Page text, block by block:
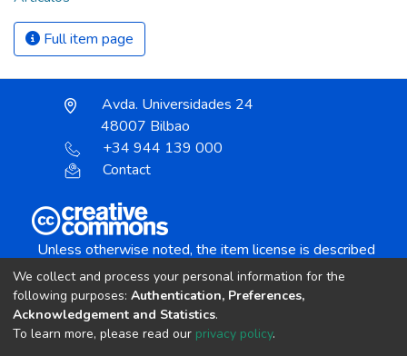
Full item page
Avda. Universidades 24
48007 Bilbao
+34 944 139 000
Contact
Unless otherwise noted, the item license is described
Creative Commons Attribution-NonCommercial-
We collect and process your personal information for the
following purposes: Authentication, Preferences,
Acknowledgement and Statistics.
To learn more, please read our privacy policy.